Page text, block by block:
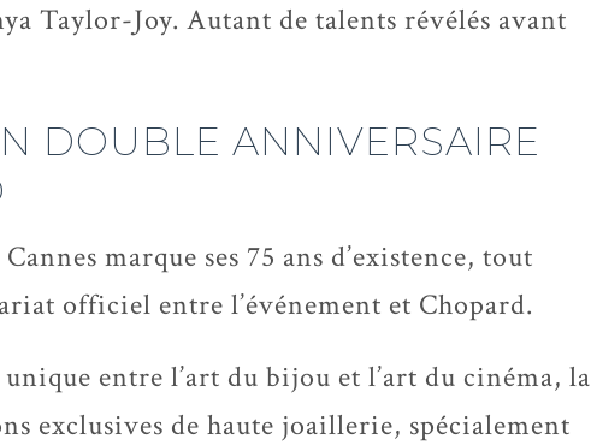
Taylor-Joy. Autant de talents révélés avant
DOUBLE ANNIVERSAIRE
marque ses 75 ans d’existence, tout
officiel entre l’événement et Chopard.
entre l’art du bijou et l’art du cinéma, la
exclusives de haute joaillerie, spécialement